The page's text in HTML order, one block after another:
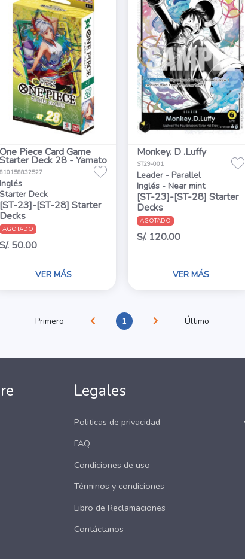
One Piece Card Game
Starter Deck 28 - Yamato
810158832527
Inglés
Starter Deck
[ST-23]-[ST-28] Starter
Decks
AGOTADO
S/. 50.00
VER MÁS
Monkey. D .Luffy
ST29-001
Leader - Parallel
Inglés - Near mint
[ST-23]-[ST-28] Starter
Decks
AGOTADO
S/. 120.00
VER MÁS
Primero 1 Último
Legales
Politicas de privacidad
FAQ
Condiciones de uso
Términos y condiciones
Libro de Reclamaciones
Contáctanos